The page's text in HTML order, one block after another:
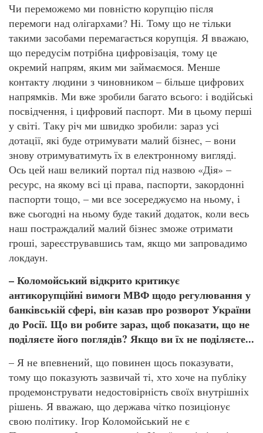
Чи переможемо ми повністю корупцію після
перемоги над олігархами? Ні. Тому що не тільки
такими засобами перемагається корупція. Я вважаю,
що передусім потрібна цифровізація, тому це
окремий напрям, яким ми займаємося. Менше
контакту людини з чиновником – більше цифрових
напрямків. Ми вже зробили багато всього: і водійські
посвідчення, і цифровий паспорт. Ми в цьому перші
у світі. Таку річ ми швидко зробили: зараз усі
дотації, які буде отримувати малий бізнес, – вони
знову отримуватимуть їх в електронному вигляді.
Ось цей наш великий портал під назвою «Дія» –
ресурс, на якому всі ці права, паспорти, закордонні
паспорти тощо, – ми все зосереджуємо на ньому, і
вже сьогодні на ньому буде такий додаток, коли весь
наш постраждалий малий бізнес зможе отримати
гроші, зареєструвавшись там, якщо ми запровадимо
локдаун.
– Коломойський відкрито критикує
антикорупційні вимоги МВФ щодо регулювання у
банківській сфері, він казав про розворот України
до Росії. Що ви робите зараз, щоб показати, що не
поділяєте його поглядів? Якщо ви їх не поділяєте...
– Я не впевнений, що повинен щось показувати,
тому що показують зазвичай ті, хто хоче на публіку
продемонструвати недостовірність своїх внутрішніх
рішень. Я вважаю, що держава чітко позиціонує
свою політику. Ігор Коломойський не є